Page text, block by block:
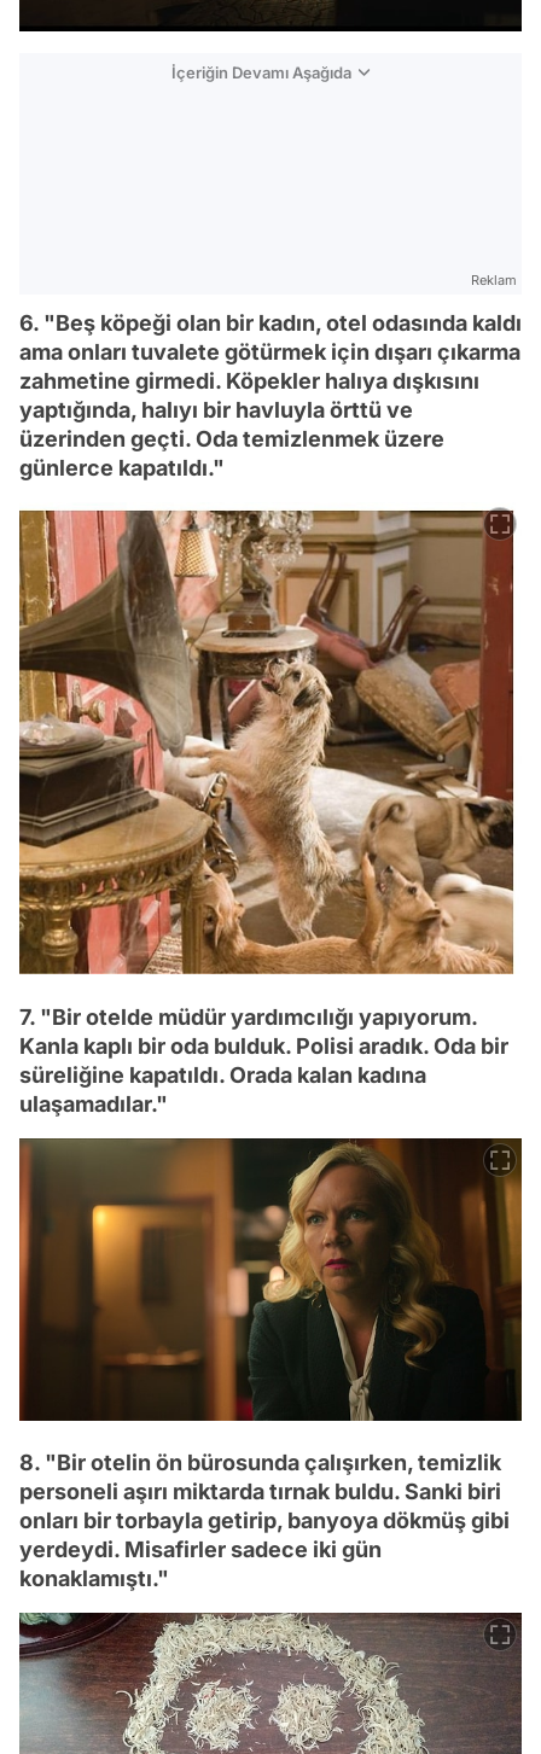
İçeriğin Devamı Aşağıda
Reklam
6. "Beş köpeği olan bir kadın, otel odasında kaldı
ama onları tuvalete götürmek için dışarı çıkarma
zahmetine girmedi. Köpekler halıya dışkısını
yaptığında, halıyı bir havluyla örttü ve
üzerinden geçti. Oda temizlenmek üzere
günlerce kapatıldı."
7. "Bir otelde müdür yardımcılığı yapıyorum.
Kanla kaplı bir oda bulduk. Polisi aradık. Oda bir
süreliğine kapatıldı. Orada kalan kadına
ulaşamadılar."
8. "Bir otelin ön bürosunda çalışırken, temizlik
personeli aşırı miktarda tırnak buldu. Sanki biri
onları bir torbayla getirip, banyoya dökmüş gibi
yerdeydi. Misafirler sadece iki gün
konaklamıştı."